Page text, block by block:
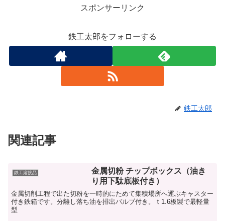
スポンサーリンク
鉄工太郎をフォローする
鉄工太郎
関連記事
鉄工溶接品
金属切粉 チップボックス（油き
り用下駄底板付き）
金属切削工程で出た切粉を一時的にためて集積場所へ運ぶキャスター
付き鉄箱です。分離し落ち油を排出バルブ付き。ｔ1.6板製で最軽量
型